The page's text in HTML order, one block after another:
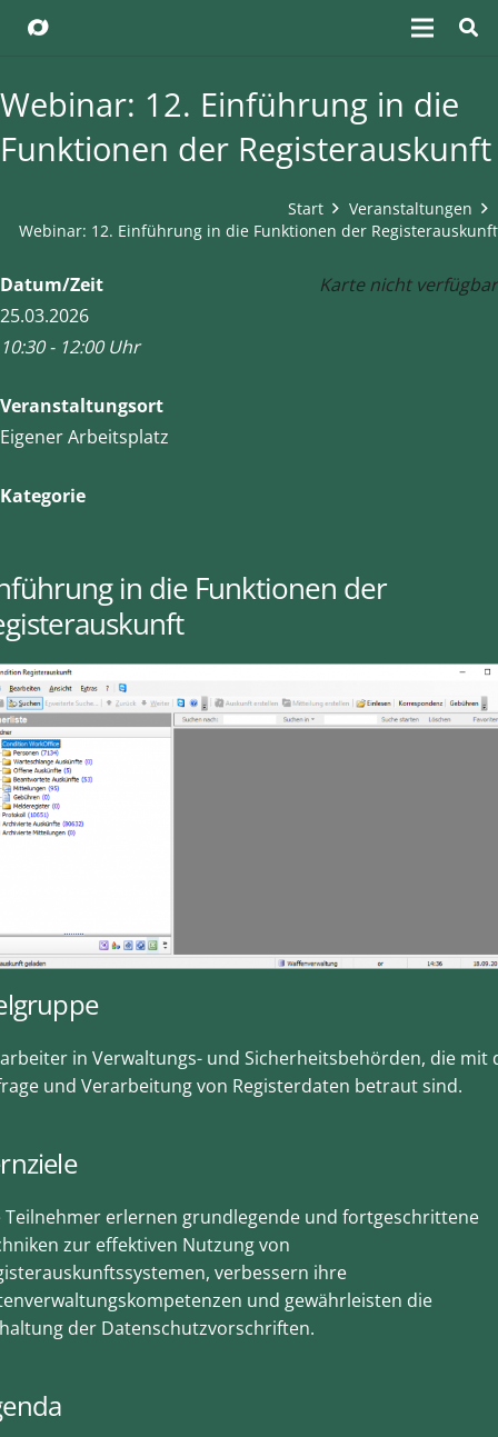
Webinar: 12. Einführung in die
Funktionen der Registerauskunft
Start
Veranstaltungen
Webinar: 12. Einführung in die Funktionen der Registerauskunft
Karte nicht verfügbar
Datum/Zeit
25.03.2026
10:30 - 12:00 Uhr
Veranstaltungsort
Eigener Arbeitsplatz
Kategorie
in die Funktionen der
in Verwaltungs- und Sicherheitsbehörden, die mit
und Verarbeitung von Registerdaten betraut sind.
Teilnehmer erlernen grundlegende und fortgeschrittene
zur effektiven Nutzung von
verbessern ihre
und gewährleisten die
der Datenschutzvorschriften.